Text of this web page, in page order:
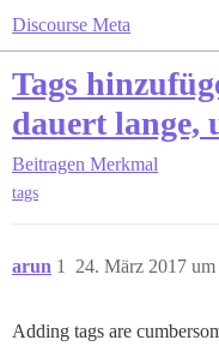
Discourse Meta
Tags
dauert lange,
Beitragen Merkmal
tags
arun 24. März 2017
1
Adding tags are